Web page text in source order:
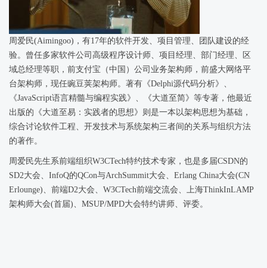
周爱民(Aimingoo)，有17年的软件开发、项目管理、团队建设的经
验。曾任多家软件公司高级程序设计师、项目经理、部门经理、区
域总经理等职，前支付宝（中国）公司业务架构师，前盛大网络平
台架构师，现任豌豆荚架构师。著有《Delphi源代码分析》、
《JavaScript语言精髓与编程实践》、《大道至简》等专著，他最近
出版的《大道至易：实践者的思想》则是一本以架构思想为基础，
综合讨论软件工程、开发技术与系统架构三者间的关系与组织方法
的著作。
周爱民先生系前端组织W3CTech特约技术专家，也是多届CSDN的
SD2大会、InfoQ的QCon与ArchSummit大会、Erlang China大会(CN
Erlounge)、前端D2大会、W3CTech前端交流会、上海ThinkInLAMP
架构师大会(首届)、MSUP/MPD大会特约讲师、评委。